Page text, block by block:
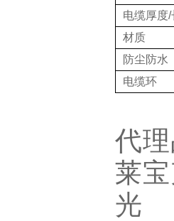
电缆厚度/
材质
防尘防水
电缆环
代
莱
光